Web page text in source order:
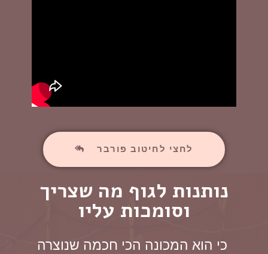
לחצי לחיטוב פורבר
נותנות לגוף מה שצריך
וסומכות עליו
כי הוא המכונה הכי חכמה שנוצרה